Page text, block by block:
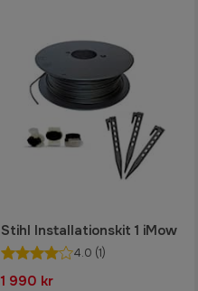
Stihl Installationskit 1 iMow
4.0 (1)
1 990 kr